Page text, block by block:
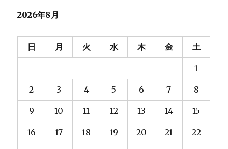
み
2026年8月
日 月 火 水 木 金 土
1
2 3 4 5 6 7 8
9 10 11 12 13 14 15
16 17 18 19 20 21 22